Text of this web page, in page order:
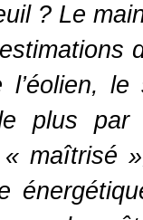
? Le
plus par
maîtrisé